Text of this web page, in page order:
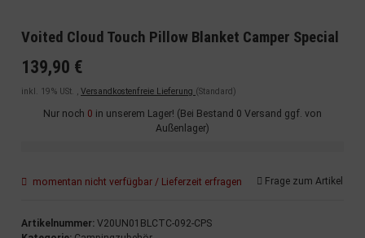
Voited Cloud Touch Pillow Blanket Camper Special
139,90 €
inkl. 19% USt. , Versandkostenfreie Lieferung (Standard)
Nur noch 0 in unserem Lager! (Bei Bestand 0 Versand ggf. von
Außenlager)
momentan nicht verfügbar / Lieferzeit erfragen Frage zum Artikel
Artikelnummer: V20UN01BLCTC-092-CPS